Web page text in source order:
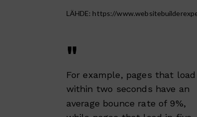
LÄHDE: https://
"
For example, pages that load
within two seconds have an
average bounce rate of 9%,